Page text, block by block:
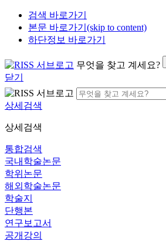
검색 바로가기
본문 바로가기(skip to content)
하단정보 바로가기
무엇을 찾고 계세요?
닫기
상세검색
상세검색
통합검색
국내학술논문
학위논문
해외학술논문
학술지
단행본
연구보고서
공개강의